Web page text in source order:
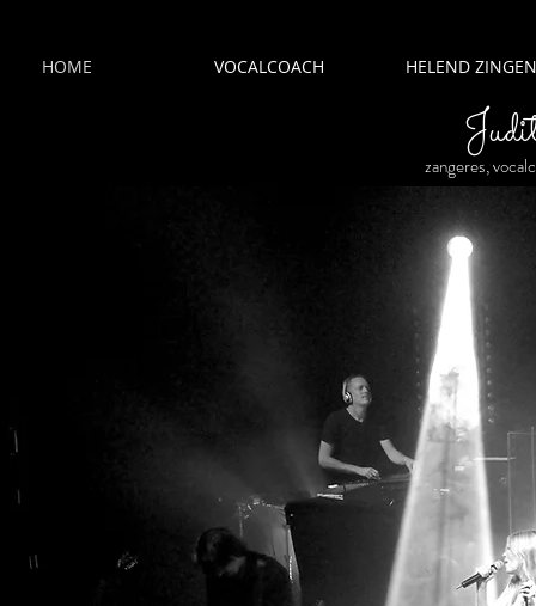
HOME VOCALCOACH HELEND ZINGEN
zangeres,